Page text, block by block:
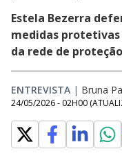
Estela Bezerra
medidas protetivas
da rede de
ENTREVISTA | Bruna
24/05/2026 - 02H00